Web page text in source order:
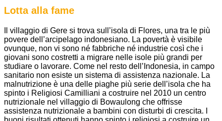
Lotta alla fame
Il villaggio di Gere si trova sull’isola di Flores, una tra le più
povere dell’arcipelago indonesiano. La povertà è visibile
ovunque, non vi sono né fabbriche né industrie così che i
giovani sono costretti a migrare nelle isole più grandi per
studiare o lavorare. Come nel resto dell’Indonesia, in campo
sanitario non esiste un sistema di assistenza nazionale. La
malnutrizione è una delle piaghe più serie dell’isola che ha
spinto i Religiosi Camilliani a costruire nel 2010 un centro
nutrizionale nel villaggio di Bowaulong che offrisse
assistenza nutrizionale a bambini con disturbi di crescita. I